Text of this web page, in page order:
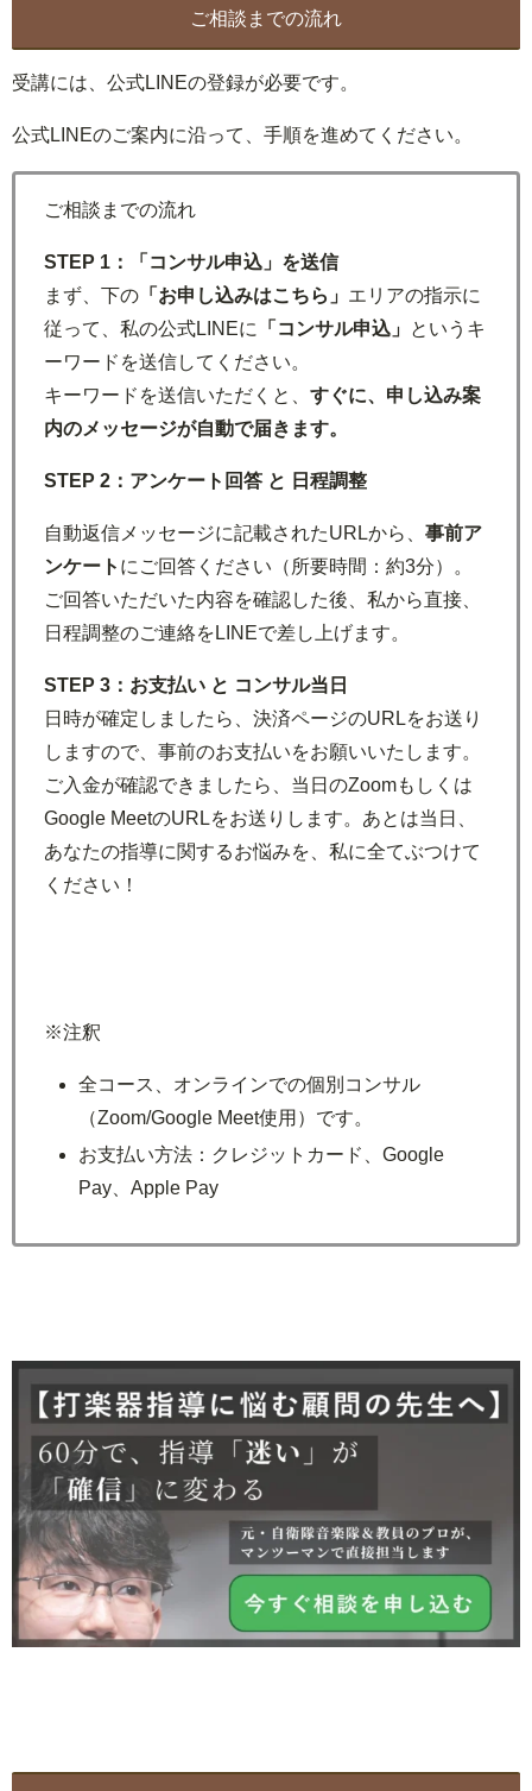
ご相談までの流れ
受講には、公式LINEの登録が必要です。
公式LINEのご案内に沿って、手順を進めてください。
ご相談までの流れ
STEP 1：
「コンサル申込」を送信
まず、下の 「お申し込みはこちら」 エリアの指示に
従って、私の公式LINEに
「コンサル申込」 というキ
ーワードを送信してください。
キーワードを送信いただくと、 すぐに、申し込み案
内のメッセージが自動で届きます。
STEP 2：アンケート回答 と 日程調整
自動返信メッセージに記載されたURLから、 事前ア
ンケート にご回答ください（所要時間：約3分）。
ご回答いただいた内容を確認した後、私から直接、
日程調整のご連絡をLINEで差し上げます。
STEP 3： お支払い と コンサル当日
日時が確定しましたら、決済ページのURLをお送り
しますので、事前のお支払いをお願いいたします。
ご入金が確認できましたら、当日のZoomもしくは
Google MeetのURLをお送りします。あとは当日、
あなたの指導に関するお悩みを、私に全てぶつけて
ください！
※注釈
全コース、オンラインでの個別コンサル
（Zoom/Google Meet使用）です。
お支払い方法：クレジットカード、Google
Pay、Apple Pay